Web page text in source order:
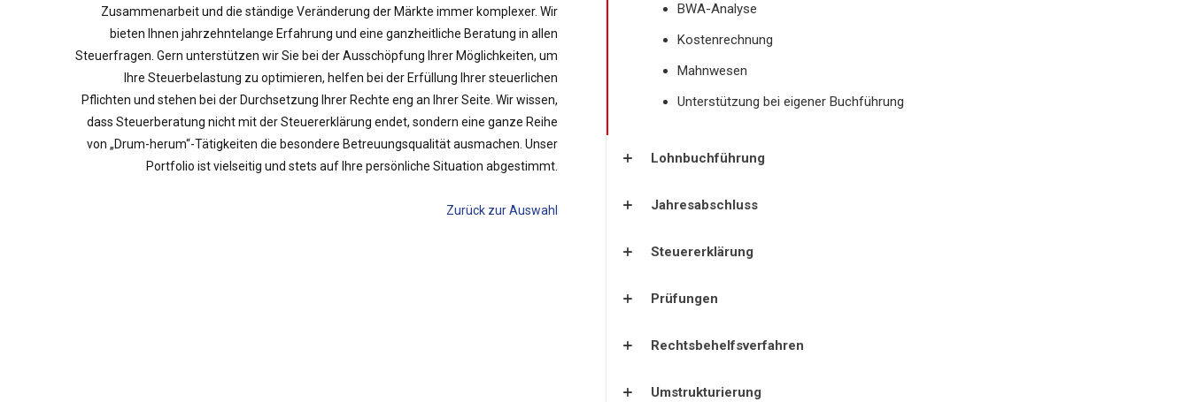
Zusammenarbeit und die ständige Veränderung der Märkte immer komplexer. Wir
bieten Ihnen jahrzehntelange Erfahrung und eine ganzheitliche Beratung in allen
Steuerfragen. Gern unterstützen wir Sie bei der Ausschöpfung Ihrer Möglichkeiten, um
Ihre Steuerbelastung zu optimieren, helfen bei der Erfüllung Ihrer steuerlichen
Pflichten und stehen bei der Durchsetzung Ihrer Rechte eng an Ihrer Seite. Wir wissen,
dass Steuerberatung nicht mit der Steuererklärung endet, sondern eine ganze Reihe
von „Drum-herum“-Tätigkeiten die besondere Betreuungsqualität ausmachen. Unser
Portfolio ist vielseitig und stets auf Ihre persönliche Situation abgestimmt.
Zurück zur Auswahl
BWA-Analyse
Kostenrechnung
Mahnwesen
Unterstützung bei eigener Buchführung
Lohnbuchführung
Jahresabschluss
Steuererklärung
Prüfungen
Rechtsbehelfsverfahren
Umstrukturierung